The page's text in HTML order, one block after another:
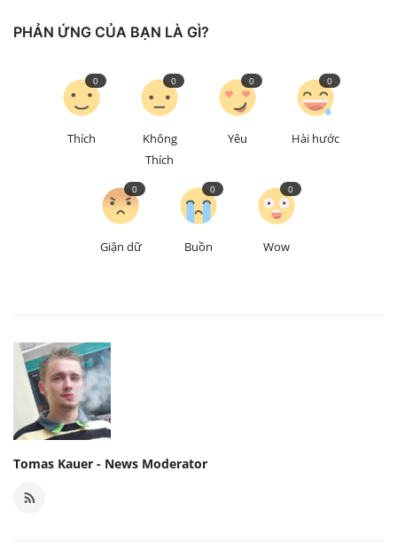
PHẢN ỨNG CỦA BẠN LÀ GÌ?
Thích
0
Không
Thích
0
Yêu
0
Hài hước
0
Giận dữ
0
Buồn
0
Wow
0
Tomas Kauer - News Moderator